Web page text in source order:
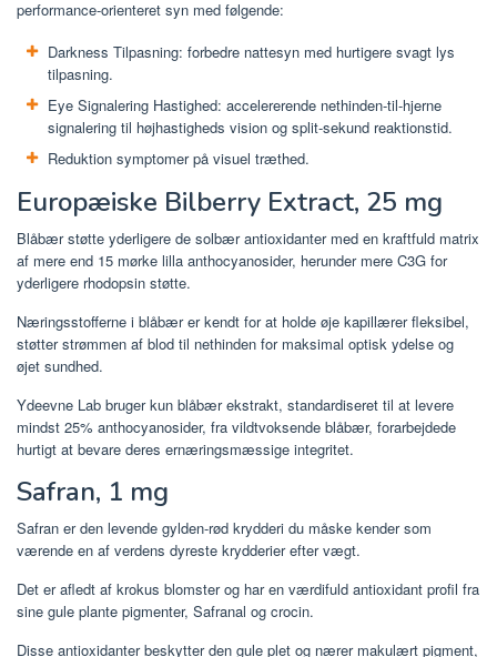
performance-orienteret syn med følgende:
Darkness Tilpasning: forbedre nattesyn med hurtigere svagt lys
tilpasning.
Eye Signalering Hastighed: accelererende nethinden-til-hjerne
signalering til højhastigheds vision og split-sekund reaktionstid.
Reduktion symptomer på visuel træthed.
Europæiske Bilberry Extract, 25 mg
Blåbær støtte yderligere de solbær antioxidanter med en kraftfuld matrix
af mere end 15 mørke lilla anthocyanosider, herunder mere C3G for
yderligere rhodopsin støtte.
Næringsstofferne i blåbær er kendt for at holde øje kapillærer fleksibel,
støtter strømmen af ​​blod til nethinden for maksimal optisk ydelse og
øjet sundhed.
Ydeevne Lab bruger kun blåbær ekstrakt, standardiseret til at levere
mindst 25% anthocyanosider, fra vildtvoksende blåbær, forarbejdede
hurtigt at bevare deres ernæringsmæssige integritet.
Safran, 1 mg
Safran er den levende gylden-rød krydderi du måske kender som
værende en af ​​verdens dyreste krydderier efter vægt.
Det er afledt af krokus blomster og har en værdifuld antioxidant profil fra
sine gule plante pigmenter, Safranal og crocin.
Disse antioxidanter beskytter den gule plet og nærer makulært pigment,